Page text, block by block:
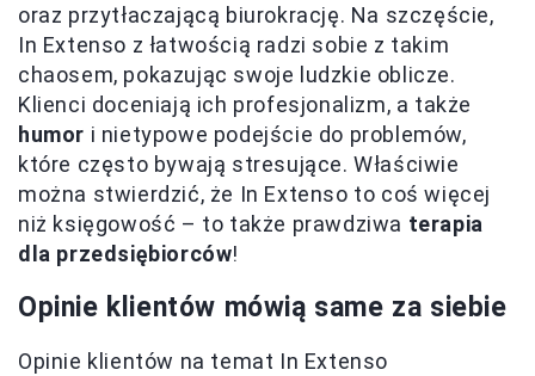
oraz przytłaczającą biurokrację. Na szczęście,
In Extenso z łatwością radzi sobie z takim
chaosem, pokazując swoje ludzkie oblicze.
Klienci doceniają ich profesjonalizm, a także
humor i nietypowe podejście do problemów,
które często bywają stresujące. Właściwie
można stwierdzić, że In Extenso to coś więcej
niż księgowość – to także prawdziwa terapia
dla przedsiębiorców!
Opinie klientów mówią same za siebie
Opinie klientów na temat In Extenso